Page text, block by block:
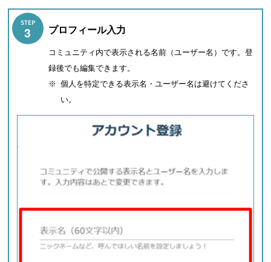
STEP
3 プロフィール入力
コミュニティ内で表示される名前（ユーザー名）です。登
録後でも編集できます。
※ 個人を特定できる表示名・ユーザー名は避けてくださ
い。